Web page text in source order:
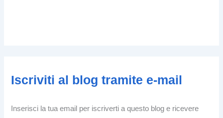
Iscriviti al blog tramite e-mail
Inserisci la tua email per iscriverti a questo blog e ricevere